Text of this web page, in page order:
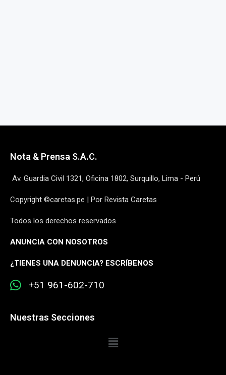
Nota & Prensa S.A.C.
Av. Guardia Civil 1321, Oficina 1802, Surquillo, Lima - Perú
Copyright ©caretas.pe | Por Revista Caretas
Todos los derechos reservados
ANUNCIA CON NOSOTROS
¿TIENES UNA DENUNCIA? ESCRÍBENOS
+51 961-602-710
Nuestras Secciones